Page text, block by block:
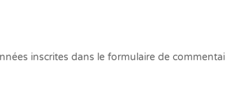
inscrites dans le formulaire de